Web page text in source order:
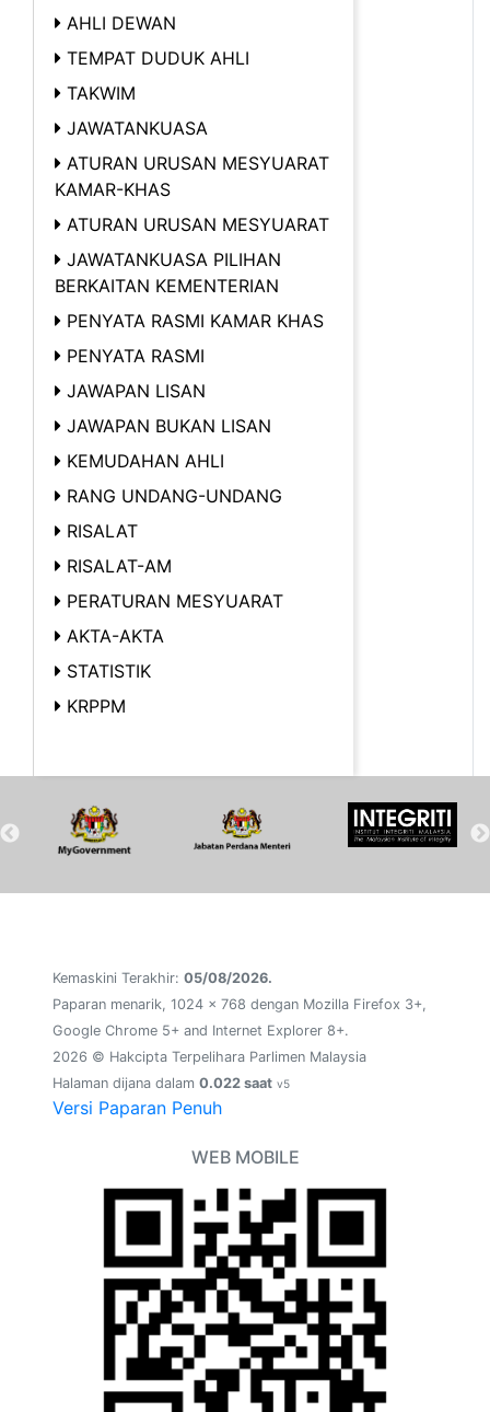
AHLI DEWAN
TEMPAT DUDUK AHLI
TAKWIM
JAWATANKUASA
ATURAN URUSAN MESYUARAT
KAMAR-KHAS
ATURAN URUSAN MESYUARAT
JAWATANKUASA PILIHAN
BERKAITAN KEMENTERIAN
PENYATA RASMI KAMAR KHAS
PENYATA RASMI
JAWAPAN LISAN
JAWAPAN BUKAN LISAN
KEMUDAHAN AHLI
RANG UNDANG-UNDANG
RISALAT
RISALAT-AM
PERATURAN MESYUARAT
AKTA-AKTA
STATISTIK
KRPPM
Kemaskini Terakhir: 05/08/2026.
Paparan menarik, 1024 x 768 dengan Mozilla Firefox 3+,
Google Chrome 5+ and Internet Explorer 8+.
2026 © Hakcipta Terpelihara Parlimen Malaysia
Halaman dijana dalam 0.022 saat v5
Versi Paparan Penuh
WEB MOBILE